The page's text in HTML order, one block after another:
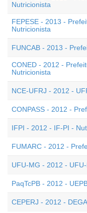
Nutricionista
FEPESE - 2013 -
Nutricionista
FUNCAB - 2013 -
CONED - 2012 -
Nutricionista
NCE-UFRJ - 2012 -
CONPASS - 2012 -
IFPI - 2012 - IF-PI -
FUMARC - 2012 -
UFU-MG - 2012 -
PaqTcPB - 2012 -
CEPERJ - 2012 -